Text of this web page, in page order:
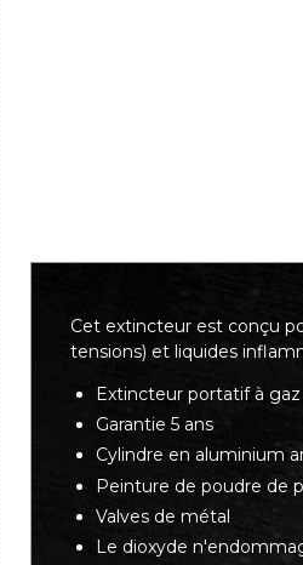
Cet extincteur est conçu
tensions) et liquides
Extincteur portatif à
Garantie 5 ans
Cylindre en aluminium
Peinture de poudre de
Valves de métal
Le dioxyde